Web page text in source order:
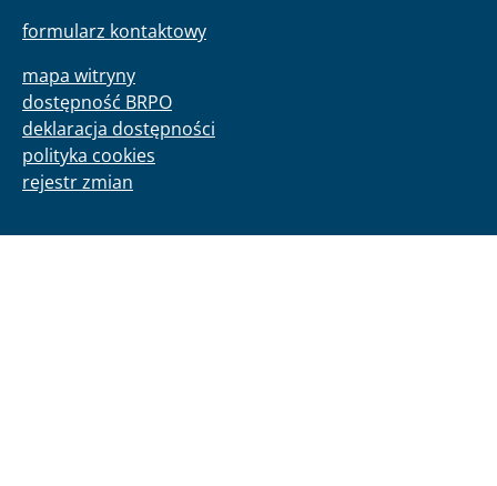
formularz kontaktowy
mapa witryny
dostępność BRPO
deklaracja dostępności
polityka cookies
rejestr zmian